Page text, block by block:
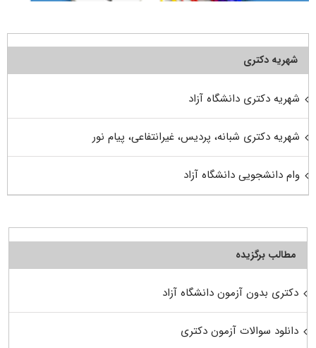
شهریه دکتری
شهریه دکتری دانشگاه آزاد
شهریه دکتری شبانه، پردیس، غیرانتفاعی، پیام نور
وام دانشجویی دانشگاه آزاد
مطالب برگزیده
دکتری بدون آزمون دانشگاه آزاد
دانلود سوالات آزمون دکتری